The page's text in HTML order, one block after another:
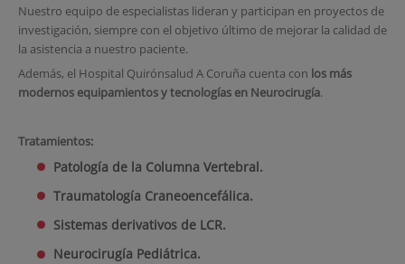
Nuestro equipo de especialistas lideran y participan en proyectos de
investigación, siempre con el objetivo último de mejorar la calidad de
la asistencia a nuestro paciente.
Además, el Hospital Quirónsalud A Coruña cuenta con los más
modernos equipamientos y tecnologías en Neurocirugía.
Tratamientos:
Patología de la Columna Vertebral.
Traumatología Craneoencefálica.
Sistemas derivativos de LCR.
Neurocirugía Pediátrica.